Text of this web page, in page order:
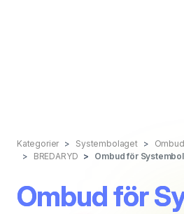
Kategorier Systembolaget
BREDARYD
Ombud för
Ombud för